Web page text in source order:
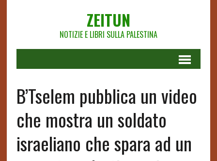
ZEITUN
NOTIZIE E LIBRI SULLA PALESTINA
B’Tselem pubblica un video
che mostra un soldato
israeliano che spara ad un